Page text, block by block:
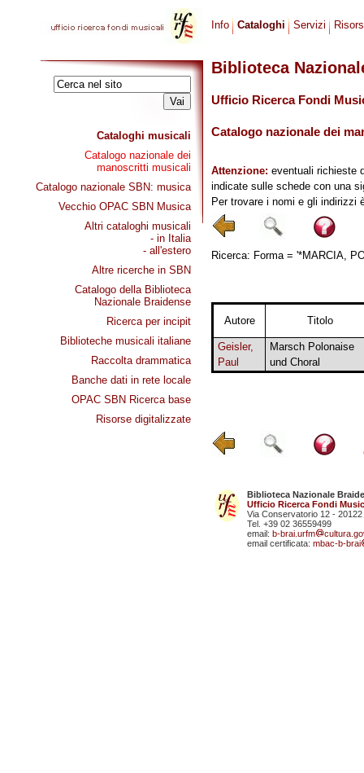
Cataloghi musicali
Catalogo nazionale dei
manoscritti musicali
Catalogo nazionale SBN: musica
Vecchio OPAC SBN Musica
Altri cataloghi musicali
- in Italia
- all'estero
Altre ricerche in SBN
Catalogo della Biblioteca
Nazionale Braidense
Ricerca per incipit
Biblioteche musicali italiane
Raccolta drammatica
Banche dati in rete locale
OPAC SBN Ricerca base
Risorse digitalizzate
Info Cataloghi Servizi
Biblioteca
Ufficio Ricerca Fondi
Catalogo nazionale dei
Attenzione: eventuali richieste
indicate sulle schede con una
Per trovare i nomi e gli indirizzi
Ricerca: Forma = '*MARCIA,
Autore Titolo
Geisler,
Paul
Marsch Polonaise
und Choral
Biblioteca Nazionale
Ufficio Ricerca Fondi
Via Conservatorio 12 - 20122
Tel. +39 02 36559499
email: b-brai.urfm
email certificata: mbac-b-brai